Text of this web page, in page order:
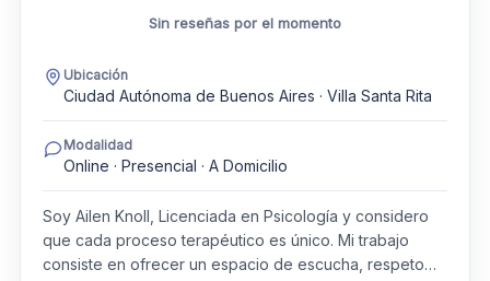
Sin reseñas por el momento
Ubicación
Ciudad Autónoma de Buenos Aires · Villa Santa Rita
Modalidad
Online · Presencial · A Domicilio
Soy Ailen Knoll, Licenciada en Psicología y considero
que cada proceso terapéutico es único. Mi trabajo
consiste en ofrecer un espacio de escucha, respeto…